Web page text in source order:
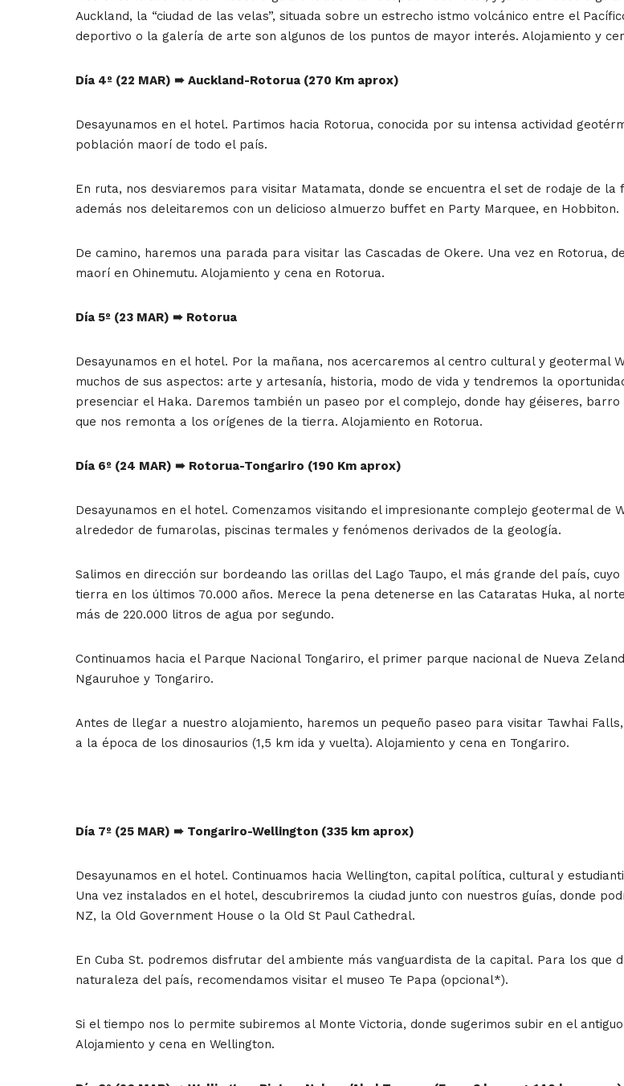
Auckland, la “ciudad de las velas”, situada sobre un estrecho istmo volcánico entre el
deportivo o la galería de arte son algunos de los puntos de mayor interés. Alojamiento y
Día 4º (22 MAR) ➠ Auckland-Rotorua (270 Km aprox)
Desayunamos en el hotel. Partimos hacia Rotorua, conocida por su intensa actividad
población maorí de todo el país.
En ruta, nos desviaremos para visitar Matamata, donde se encuentra el set de rodaje de
además nos deleitaremos con un delicioso almuerzo buffet en Party Marquee, en Hobbiton.
De camino, haremos una parada para visitar las Cascadas de Okere. Una vez en
maorí en Ohinemutu. Alojamiento y cena en Rotorua.
Día 5º (23 MAR) ➠ Rotorua
Desayunamos en el hotel. Por la mañana, nos acercaremos al centro cultural y
muchos de sus aspectos: arte y artesanía, historia, modo de vida y tendremos la
presenciar el Haka. Daremos también un paseo por el complejo, donde hay géiseres,
que nos remonta a los orígenes de la tierra. Alojamiento en Rotorua.
Día 6º (24 MAR) ➠ Rotorua-Tongariro (190 Km aprox)
Desayunamos en el hotel. Comenzamos visitando el impresionante complejo geotermal de
alrededor de fumarolas, piscinas termales y fenómenos derivados de la geología.
Salimos en dirección sur bordeando las orillas del Lago Taupo, el más grande del país,
tierra en los últimos 70.000 años. Merece la pena detenerse en las Cataratas Huka, al
más de 220.000 litros de agua por segundo.
Continuamos hacia el Parque Nacional Tongariro, el primer parque nacional de Nueva
Ngauruhoe y Tongariro.
Antes de llegar a nuestro alojamiento, haremos un pequeño paseo para visitar Tawhai
a la época de los dinosaurios (1,5 km ida y vuelta). Alojamiento y cena en Tongariro.
Día 7º (25 MAR) ➠ Tongariro-Wellington (335 km aprox)
Desayunamos en el hotel. Continuamos hacia Wellington, capital política, cultural y
Una vez instalados en el hotel, descubriremos la ciudad junto con nuestros guías, donde
NZ, la Old Government House o la Old St Paul Cathedral.
En Cuba St. podremos disfrutar del ambiente más vanguardista de la capital. Para los
naturaleza del país, recomendamos visitar el museo Te Papa (opcional*).
Si el tiempo nos lo permite subiremos al Monte Victoria, donde sugerimos subir en el
Alojamiento y cena en Wellington.